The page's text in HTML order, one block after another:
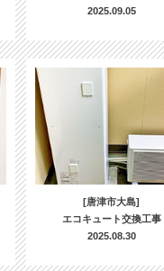
2025.09.05
[唐津市大島]
エコキュート交換工事
2025.08.30